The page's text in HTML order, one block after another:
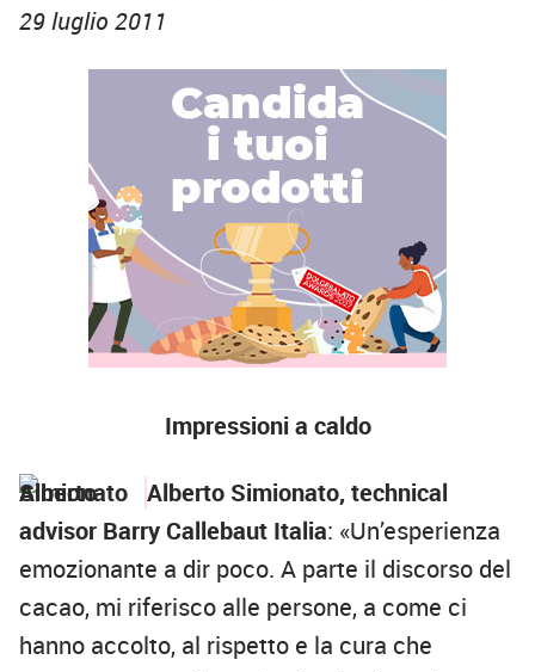
29 luglio 2011
Impressioni a caldo
Alberto Simionato, technical
advisor Barry Callebaut Italia: «Un’esperienza
emozionante a dir poco. A parte il discorso del
cacao, mi riferisco alle persone, a come ci
hanno accolto, al rispetto e la cura che